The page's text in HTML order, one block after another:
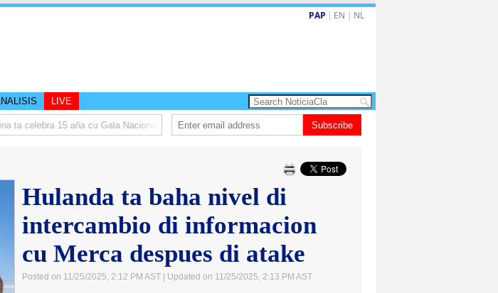
PAP | EN | NL
LIVE
celebra 15 aña cu Gala Nacional 𝗜𝗡 𝗠𝗘𝗠𝗢𝗥𝗜𝗔𝗠: 𝐇𝐈𝐆𝐈𝐍𝐈𝐎 𝐀𝐋𝐄𝐉𝐀𝐍𝐃𝐑𝐎 “𝐏𝐀𝐓𝐀𝐍” 𝐅𝐀𝐑𝐑𝐎
Subscribe
Hulanda ta baha nivel di
intercambio di informacion
cu Merca despues di atake
Posted on 11/25/2025, 2:12 PM AST | Updated on 11/25/2025, 2:13 PM AST